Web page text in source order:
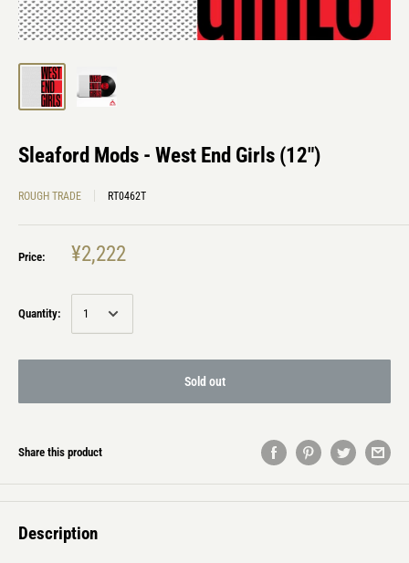
Sleaford Mods - West End Girls (12")
ROUGH TRADE RT0462T
Price: ¥2,222
Quantity:
Sold out
Share this product
Description